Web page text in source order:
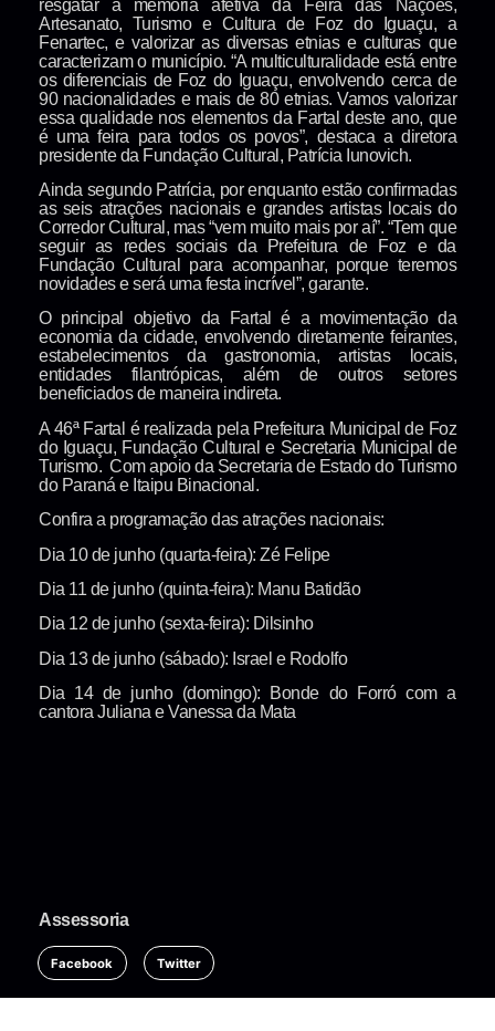
resgatar a memória afetiva da Feira das Nações,
Artesanato, Turismo e Cultura de Foz do Iguaçu, a
Fenartec, e valorizar as diversas etnias e culturas que
caracterizam o município. “A multiculturalidade está entre
os diferenciais de Foz do Iguaçu, envolvendo cerca de
90 nacionalidades e mais de 80 etnias. Vamos valorizar
essa qualidade nos elementos da Fartal deste ano, que
é uma feira para todos os povos”, destaca a diretora
presidente da Fundação Cultural, Patrícia Iunovich.
Ainda segundo Patrícia, por enquanto estão confirmadas
as seis atrações nacionais e grandes artistas locais do
Corredor Cultural, mas “vem muito mais por aí”. “Tem que
seguir as redes sociais da Prefeitura de Foz e da
Fundação Cultural para acompanhar, porque teremos
novidades e será uma festa incrível”, garante.
O principal objetivo da Fartal é a movimentação da
economia da cidade, envolvendo diretamente feirantes,
estabelecimentos da gastronomia, artistas locais,
entidades filantrópicas, além de outros setores
beneficiados de maneira indireta.
A 46ª Fartal é realizada pela Prefeitura Municipal de Foz
do Iguaçu, Fundação Cultural e Secretaria Municipal de
Turismo. Com apoio da Secretaria de Estado do Turismo
do Paraná e Itaipu Binacional.
Confira a programação das atrações nacionais:
Dia 10 de junho (quarta-feira): Zé Felipe
Dia 11 de junho (quinta-feira): Manu Batidão
Dia 12 de junho (sexta-feira): Dilsinho
Dia 13 de junho (sábado): Israel e Rodolfo
Dia 14 de junho (domingo): Bonde do Forró com a
cantora Juliana e Vanessa da Mata
Assessoria
Facebook Twitter